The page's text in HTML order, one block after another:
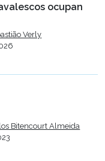
ocupan
Verly
Bitencourt Almeida